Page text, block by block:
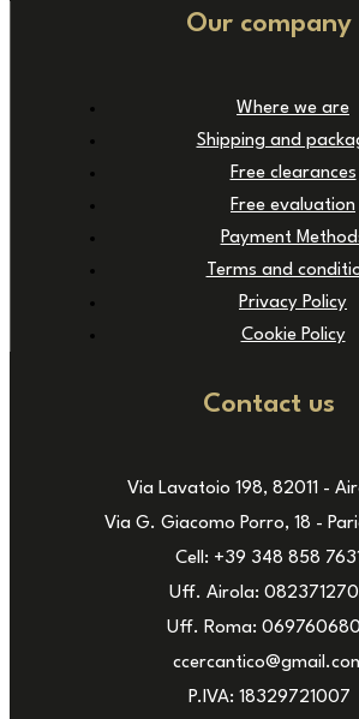
Our company
Where we are
Shipping and
Free clearances
Free evaluation
Payment
Terms and
Privacy Policy
Cookie Policy
Contact us
Via Lavatoio 198, 82011 -
Via G. Giacomo Porro, 18 -
Cell: +39 348 858
Uff. Airola:
Uff. Roma:
P.IVA: 18329721007